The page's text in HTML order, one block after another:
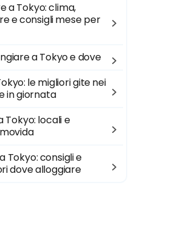
a Tokyo: clima,
e consigli mese per
a Tokyo e dove
le migliori gite nei
in giornata
Tokyo: locali e
Tokyo: consigli e
dove alloggiare